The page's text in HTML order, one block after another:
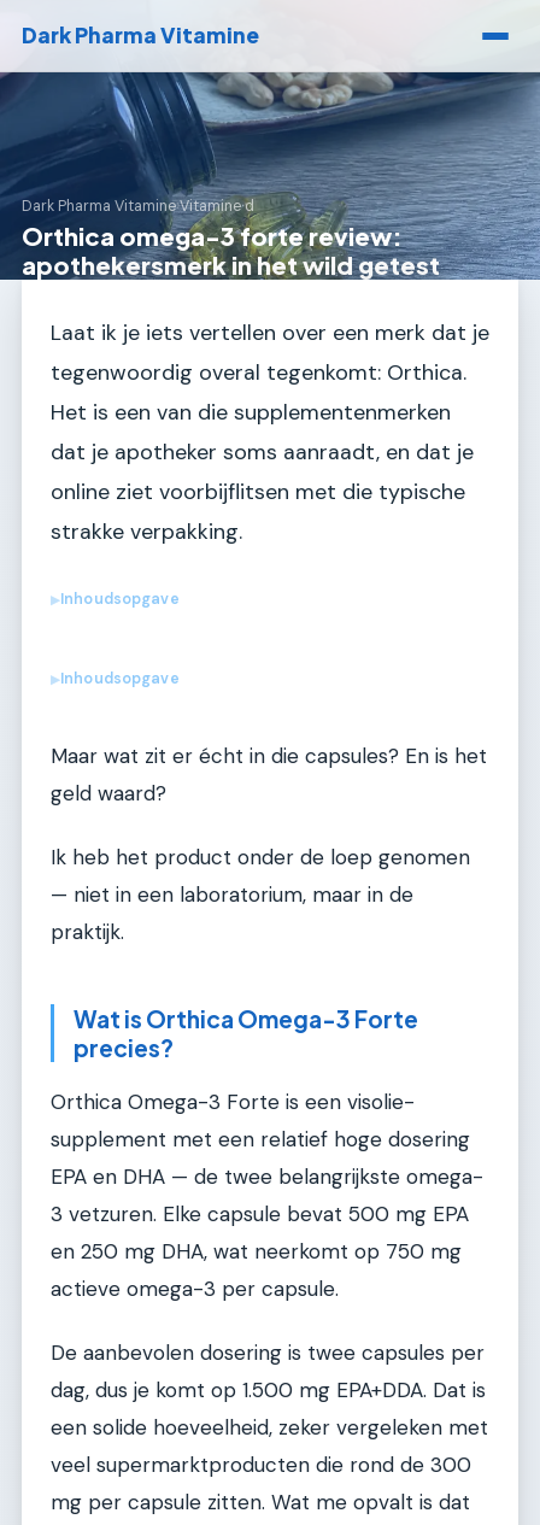
Dark Pharma Vitamine
Dark Pharma Vitamine›Vitamine d
Orthica omega-3 forte review:
apothekersmerk in het wild getest
Laat ik je iets vertellen over een merk dat je
tegenwoordig overal tegenkomt: Orthica.
Het is een van die supplementenmerken
dat je apotheker soms aanraadt, en dat je
online ziet voorbijflitsen met die typische
strakke verpakking.
▶Inhoudsopgave
▶Inhoudsopgave
Maar wat zit er écht in die capsules? En is het
geld waard?
Ik heb het product onder de loep genomen
— niet in een laboratorium, maar in de
praktijk.
Wat is Orthica Omega-3 Forte
precies?
Orthica Omega-3 Forte is een visolie-
supplement met een relatief hoge dosering
EPA en DHA — de twee belangrijkste omega-
3 vetzuren. Elke capsule bevat 500 mg EPA
en 250 mg DHA, wat neerkomt op 750 mg
actieve omega-3 per capsule.
De aanbevolen dosering is twee capsules per
dag, dus je komt op 1.500 mg EPA+DDA. Dat is
een solide hoeveelheid, zeker vergeleken met
veel supermarktproducten die rond de 300
mg per capsule zitten. Wat me opvalt is dat